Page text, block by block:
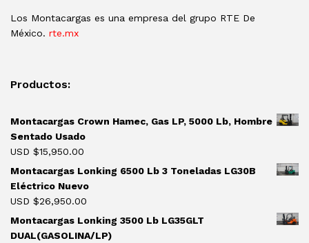
Los Montacargas es una empresa del grupo RTE De
México. rte.mx
Productos:
Montacargas Crown Hamec, Gas LP, 5000 Lb, Hombre
Sentado Usado
USD $15,950.00
Montacargas Lonking 6500 Lb 3 Toneladas LG30B
Eléctrico Nuevo
USD $26,950.00
Montacargas Lonking 3500 Lb LG35GLT
DUAL(GASOLINA/LP)